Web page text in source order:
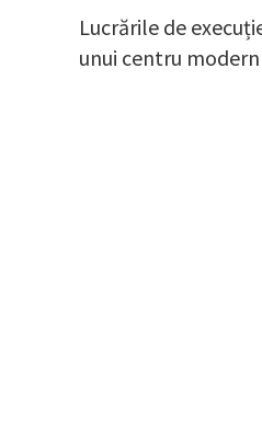
Lucrările de
unui centru